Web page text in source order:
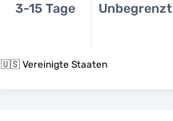
3-15 Tage Unbegrenzt
🇺🇸 Vereinigte Staaten